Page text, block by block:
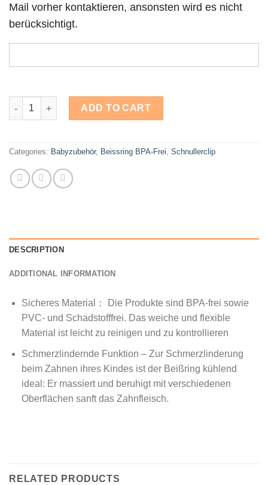
Mail vorher kontaktieren, ansonsten wird es nicht
berücksichtigt.
Beissring BPA-Freies Set, Schnullerclip, Beissring Hase und
ADD TO CART
Categories: Babyzubehör, Beissring BPA-Frei Schnullerclip
DESCRIPTION
ADDITIONAL INFORMATION
Sicheres Material： Die Produkte sind BPA-frei sowie
PVC- und Schadstofffrei. Das weiche und flexible
Material ist leicht zu reinigen und zu kontrollieren
Schmerzlindernde Funktion – Zur Schmerzlinderung
beim Zahnen ihres Kindes ist der Beißring kühlend
ideal: Er massiert und beruhigt mit verschiedenen
Oberflächen sanft das Zahnfleisch.
RELATED PRODUCTS